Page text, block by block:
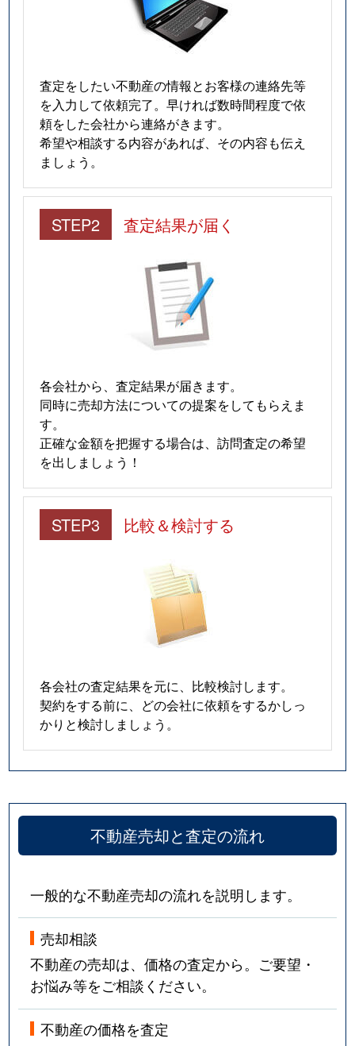
査定をしたい不動産の情報とお客様の連絡先等
を入力して依頼完了。早ければ数時間程度で依
頼をした会社から連絡がきます。
希望や相談する内容があれば、その内容も伝え
ましょう。
STEP2 査定結果が届く
各会社から、査定結果が届きます。
同時に売却方法についての提案をしてもらえま
す。
正確な金額を把握する場合は、訪問査定の希望
を出しましょう！
STEP3 比較＆検討する
各会社の査定結果を元に、比較検討します。
契約をする前に、どの会社に依頼をするかしっ
かりと検討しましょう。
不動産売却と査定の流れ
一般的な不動産売却の流れを説明します。
売却相談
不動産の売却は、価格の査定から。ご要望・
お悩み等をご相談ください。
不動産の価格を査定